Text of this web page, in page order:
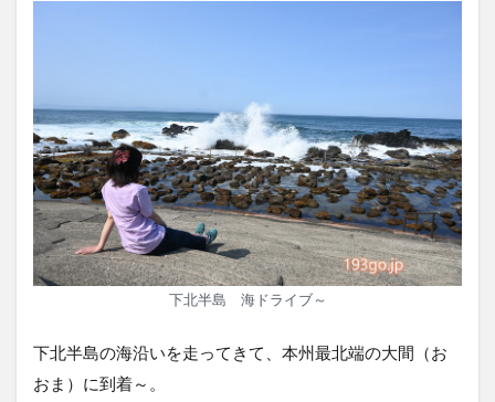
下北半島 海ドライブ～
下北半島の海沿いを走ってきて、本州最北端の大間（お
おま）に到着～。